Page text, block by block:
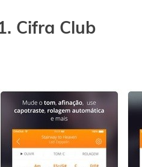
Cifra Club